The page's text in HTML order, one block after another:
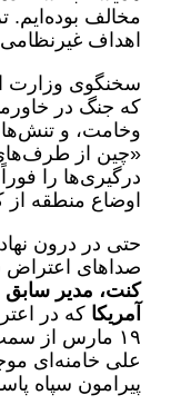
مخالف بوده‌ایم.
اهداف
سخنگوی وزارت
که جنگ در
وخامت، و
«چین از
درگیری‌ها را
اوضاع منطقه
حتی در درون
صداهای
کنت، مدیر سابق
آمریکا که در
۱۹ مارس از
علی خامنه‌ای
پیرامون سپاه